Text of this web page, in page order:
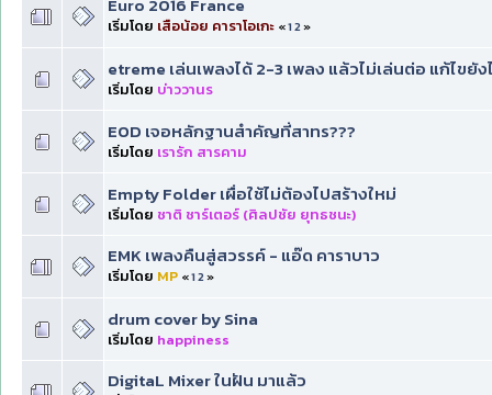
เริ่มโดย เสือน้อย คาราโอเกะ «12»
etreme เล่นเพลงได้ 2-3 เพลง แล้วไม่เล่นต่อ แก้ไขยั
เริ่มโดย บ่าววานร
EOD เจอหลักฐานสำคัญที่สาทร???
เริ่มโดย เรารัก สารคาม
Empty Folder เผื่อใช้ไม่ต้องไปสร้างใหม่
เริ่มโดย ชาติ ชาร์เตอร์ (ศิลปชัย ยุทธชนะ)
EMK เพลงคืนสู่สวรรค์ - แอ๊ด คาราบาว
เริ่มโดย MP «12»
drum cover by Sina
เริ่มโดย happiness
DigitaL Mixer ในฝัน มาแล้ว